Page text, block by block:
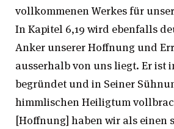
vollkommenen Werkes für
In Kapitel 6,19 wird ebenfalls
Anker unserer Hoffnung und
ausserhalb von uns liegt. Er ist
begründet und in Seiner
himmlischen Heiligtum
[Hoffnung] haben wir als einen